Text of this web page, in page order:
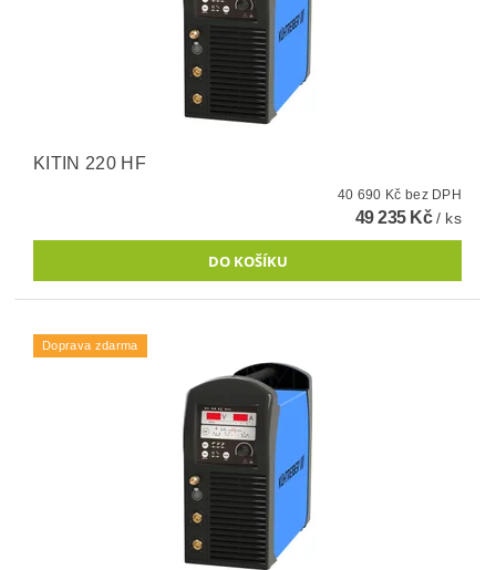
KITIN 220 HF
40 690 Kč bez DPH
49 235 Kč/ ks
Doprava zdarma